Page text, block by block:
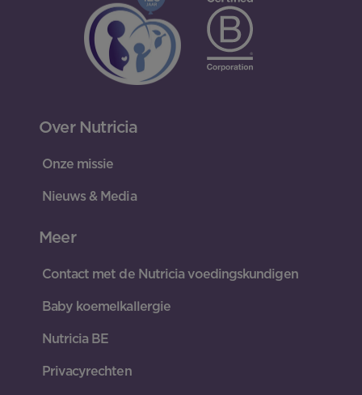
Over Nutricia
Onze missie
Nieuws & Media
Meer
Contact met de Nutricia voedingskundigen
Baby koemelkallergie
Nutricia BE
Privacyrechten